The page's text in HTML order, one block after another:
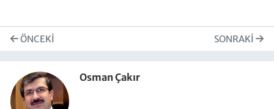
ÖNCEKI SONRAKI
Osman Çakır